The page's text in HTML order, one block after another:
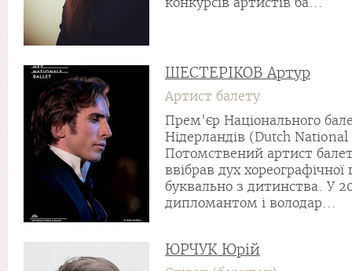
ШЕСТЕРІКОВ Артур
Артист балету
Прем'єр Національного
Нідерландів (Dutch
Потомствений артист
ввібрав дух
буквально з дитинства. У
дипломантом і володар...
ЮРЧУК Юрій